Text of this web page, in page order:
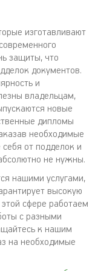
изготавливают
защиты, что
документов.
и
владельцам,
новые
дипломы
необходимые
от подделок и
не нужны.
нашими услугами,
высокую
сфере работаем
с разными
к нашим
на необходимые